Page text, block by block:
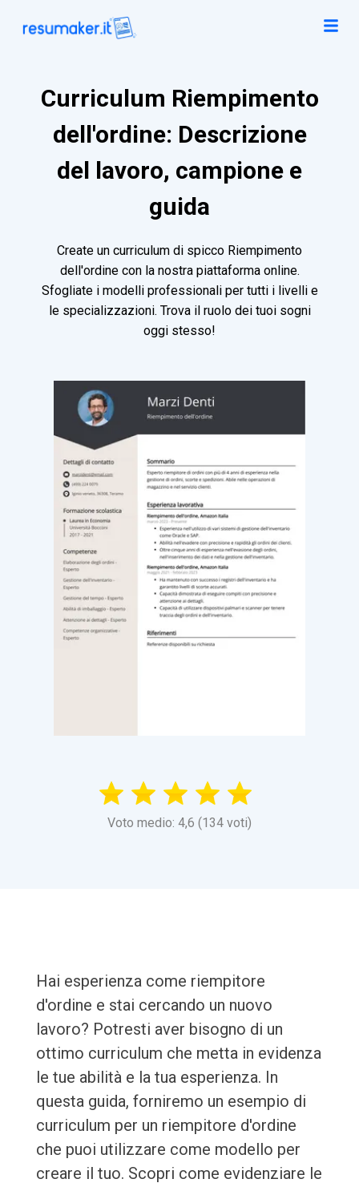
Curriculum Riempimento
dell'ordine: Descrizione
del lavoro, campione e
guida
Create un curriculum di spicco Riempimento
dell'ordine con la nostra piattaforma online.
Sfogliate i modelli professionali per tutti i livelli e
le specializzazioni. Trova il ruolo dei tuoi sogni
oggi stesso!
Voto medio: 4,6 (134 voti)
Hai esperienza come riempitore
d'ordine e stai cercando un nuovo
lavoro? Potresti aver bisogno di un
ottimo curriculum che metta in evidenza
le tue abilità e la tua esperienza. In
questa guida, forniremo un esempio di
curriculum per un riempitore d'ordine
che puoi utilizzare come modello per
creare il tuo. Scopri come evidenziare le